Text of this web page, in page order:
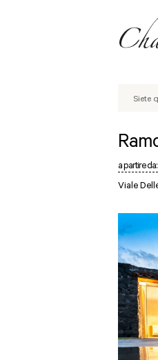
Siete
a partire da:
Viale